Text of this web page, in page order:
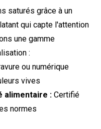
saturés grâce à un
qui capte l'attention
une gamme
:
ou numérique
vives
alimentaire :Certifié
normes